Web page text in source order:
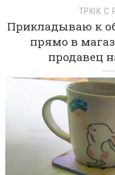
ТРЮК С
Прикладываю к
прямо в
продавец